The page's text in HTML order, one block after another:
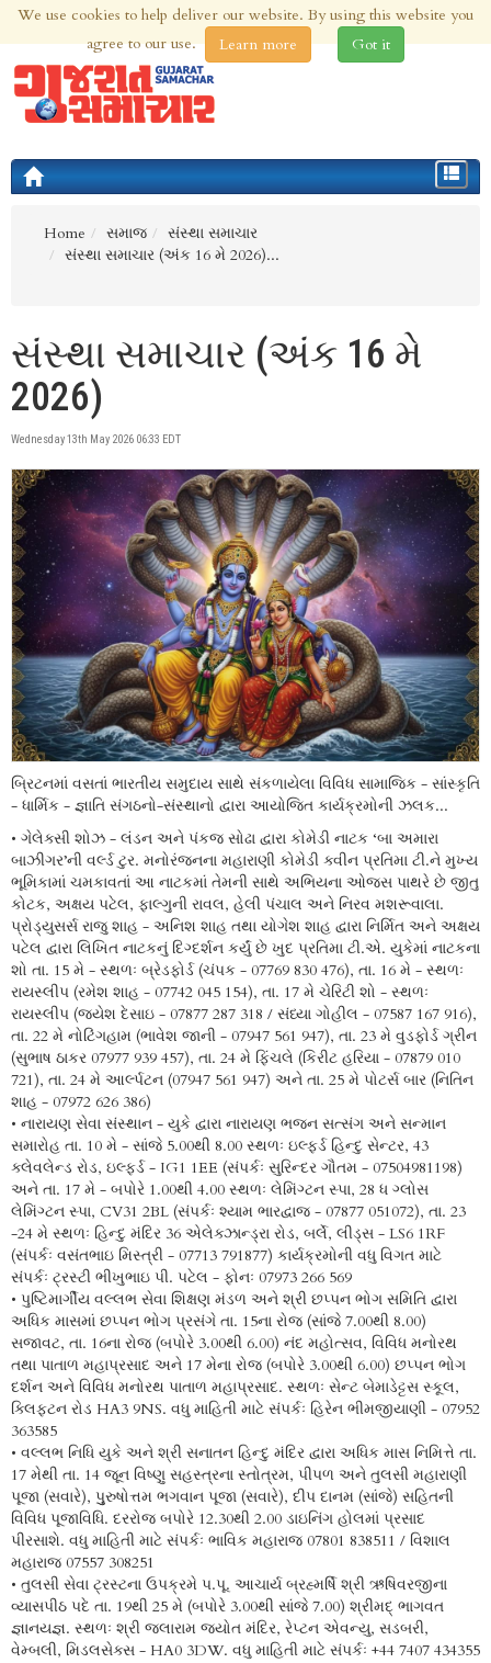
6th Aug 2026 | Updated at 05:48am 6th Aug 2026
Toggle
Home
સમાજ
સંસ્થા સમાચાર
સંસ્થા સમાચાર (અંક 16 મે 2026)...
સંસ્થા સમાચાર (અંક 16 મે
2026)
Wednesday 13th May 2026 06:33 EDT
બ્રિટનમાં વસતાં ભારતીય સમુદાય સાથે સંકળાયેલા વિવિધ સામાજિક - સાંસ્કૃતિ
- ધાર્મિક - જ્ઞાતિ સંગઠનો-સંસ્થાનો દ્વારા આયોજિત કાર્યક્રમોની ઝલક...
• ગેલેક્સી શોઝ - લંડન અને પંકજ સોઢા દ્વારા કોમેડી નાટક ‘બા અમારા
બાઝીગર’ની વર્લ્ડ ટુર. મનોરંજનના મહારાણી કોમેડી ક્વીન પ્રતિમા ટી.ને મુખ્ય
ભૂમિકામાં ચમકાવતાં આ નાટકમાં તેમની સાથે અભિયના ઓજસ પાથરે છે જીતુ
કોટક, અક્ષય પટેલ, ફાલ્ગુની રાવલ, હેલી પંચાલ અને નિરવ મશરૂવાલા.
પ્રોડ્યુસર્સ રાજુ શાહ - અનિશ શાહ તથા યોગેશ શાહ દ્વારા નિર્મિત અને અક્ષય
પટેલ દ્વારા લિખિત નાટકનું દિગ્દર્શન કર્યું છે ખુદ પ્રતિમા ટી.એ. યુકેમાં નાટકના
શો તા. 15 મે - સ્થળઃ બ્રેડફોર્ડ (ચંપક - 07769 830 476), તા. 16 મે - સ્થળઃ
રાયસ્લીપ (રમેશ શાહ - 07742 045 154), તા. 17 મે ચેરિટી શો - સ્થળઃ
રાયસ્લીપ (જયેશ દેસાઇ - 07877 287 318 / સંધ્યા ગોહીલ - 07587 167 916),
તા. 22 મે નોટિંગહામ (ભાવેશ જાની - 07947 561 947), તા. 23 મે વુડફોર્ડ ગ્રીન
(સુભાષ ઠાકર 07977 939 457), તા. 24 મે ફિંચલે (કિરીટ હરિયા - 07879 010
721), તા. 24 મે આર્લ્પટન (07947 561 947) અને તા. 25 મે પોટર્સ બાર (નિતિન
શાહ - 07972 626 386)
• નારાયણ સેવા સંસ્થાન - યુકે દ્વારા નારાયણ ભજન સત્સંગ અને સન્માન
સમારોહ તા. 10 મે - સાંજે 5.00થી 8.00 સ્થળઃ ઇલ્ફર્ડ હિન્દુ સેન્ટર, 43
ક્લેવલેન્ડ રોડ, ઇલ્ફર્ડ - IG1 1EE (સંપર્કઃ સુરિન્દર ગૌતમ - 07504981198)
અને તા. 17 મે - બપોરે 1.00થી 4.00 સ્થળઃ લેમિંગ્ટન સ્પા, 28 ધ ગ્લોસ
લેમિંગ્ટન સ્પા, CV31 2BL (સંપર્કઃ શ્યામ ભારદ્વાજ - 07877 051072), તા. 23
-24 મે સ્થળઃ હિન્દુ મંદિર 36 એલેક્ઝાન્ડ્રા રોડ, બર્લે, લીડ્સ - LS6 1RF
(સંપર્કઃ વસંતભાઇ મિસ્ત્રી - 07713 791877) કાર્યક્રમોની વધુ વિગત માટે
સંપર્કઃ ટ્રસ્ટી ભીખુભાઇ પી. પટેલ - ફોનઃ 07973 266 569
• પુષ્ટિમાર્ગીય વલ્લભ સેવા શિક્ષણ મંડળ અને શ્રી છપ્પન ભોગ સમિતિ દ્વારા
અધિક માસમાં છપ્પન ભોગ પ્રસંગે તા. 15ના રોજ (સાંજે 7.00થી 8.00)
સજાવટ, તા. 16ના રોજ (બપોરે 3.00થી 6.00) નંદ મહોત્સવ, વિવિધ મનોરથ
તથા પાતાળ મહાપ્રસાદ અને 17 મેના રોજ (બપોરે 3.00થી 6.00) છપ્પન ભોગ
દર્શન અને વિવિધ મનોરથ પાતાળ મહાપ્રસાદ. સ્થળઃ સેન્ટ બેમાડેટ્ટસ સ્કૂલ,
ક્લિફ્ટન રોડ HA3 9NS. વધુ માહિતી માટે સંપર્કઃ હિરેન ભીમજીયાણી - 07952
363585
• વલ્લભ નિધિ યુકે અને શ્રી સનાતન હિન્દુ મંદિર દ્વારા અધિક માસ નિમિત્તે તા.
17 મેથી તા. 14 જૂન વિષ્ણુ સહસ્ત્રના સ્તોત્રમ, પીપળ અને તુલસી મહારાણી
પૂજા (સવારે), પુુરુષોત્તમ ભગવાન પૂજા (સવારે), દીપ દાનમ (સાંજે) સહિતની
વિવિધ પૂજાવિધિ. દરરોજ બપોરે 12.30થી 2.00 ડાઇનિંગ હોલમાં પ્રસાદ
પીરસાશે. વધુ માહિતી માટે સંપર્કઃ ભાવિક મહારાજ 07801 838511 / વિશાલ
મહારાજ 07557 308251
• તુલસી સેવા ટ્રસ્ટના ઉપક્રમે પ.પૂ. આચાર્ય બ્રહ્મર્ષિ શ્રી ઋષિવરજીના
વ્યાસપીઠ પદે તા. 19થી 25 મે (બપોરે 3.00થી સાંજે 7.00) શ્રીમદ્ ભાગવત
જ્ઞાનયજ્ઞ. સ્થળઃ શ્રી જલારામ જ્યોત મંદિર, રેપ્ટન એવન્યુ, સડબરી,
વેમ્બલી, મિડલસેક્સ - HA0 3DW. વધુ માહિતી માટે સંપર્કઃ +44 7407 434355
We use cookies to help deliver our website. By using this website you
agree to our use.
Learn more Got it